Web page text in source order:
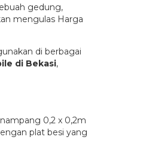
gedung,
mengulas Harga
di berbagai
di Bekasi,
0,2 x 0,2m
plat besi yang